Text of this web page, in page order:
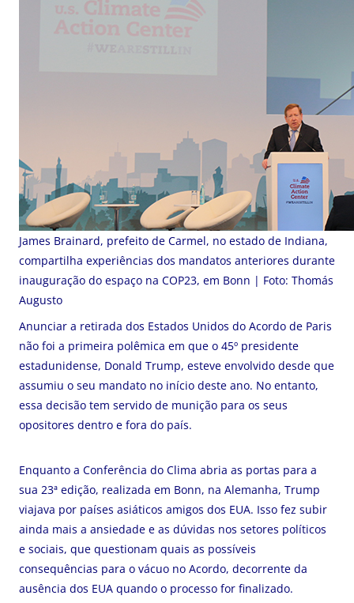
James Brainard, prefeito de Carmel, no estado de Indiana,
compartilha experiências dos mandatos anteriores durante
inauguração do espaço na COP23, em Bonn | Foto: Thomás
Augusto
Anunciar a retirada dos Estados Unidos do Acordo de Paris
não foi a primeira polêmica em que o 45º presidente
estadunidense, Donald Trump, esteve envolvido desde que
assumiu o seu mandato no início deste ano. No entanto,
essa decisão tem servido de munição para os seus
opositores dentro e fora do país.
Enquanto a Conferência do Clima abria as portas para a
sua 23ª edição, realizada em Bonn, na Alemanha, Trump
viajava por países asiáticos amigos dos EUA. Isso fez subir
ainda mais a ansiedade e as dúvidas nos setores políticos
e sociais, que questionam quais as possíveis
consequências para o vácuo no Acordo, decorrente da
ausência dos EUA quando o processo for finalizado.